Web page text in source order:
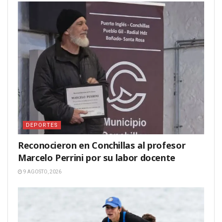
DEPORTES
Reconocieron en Conchillas al profesor
Marcelo Perrini por su labor docente
9 AGOSTO, 2026